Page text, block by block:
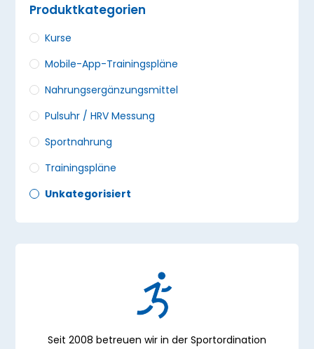
Produktkategorien
Kurse
Mobile-App-Trainingspläne
Nahrungsergänzungs­mittel
Pulsuhr / HRV Messung
Sportnahrung
Trainingspläne
Unkategorisiert
Seit 2008 betreuen wir in der Sportordination